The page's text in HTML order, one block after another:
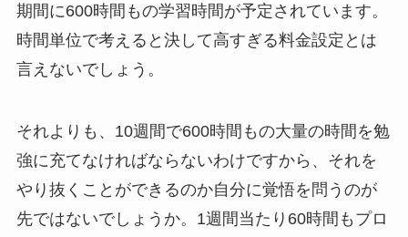
期間に600時間 もの学習時間が予定されています。
時間単位で考えると決して高すぎる料金設定とは
言えないでしょう。
それよりも、10週間で600時間もの大量の時間を勉
強に充てなければならないわけですから、それを
やり抜くことができるのか自分に覚悟を問うのが
先ではないでしょうか。1週間当たり60時間もプロ